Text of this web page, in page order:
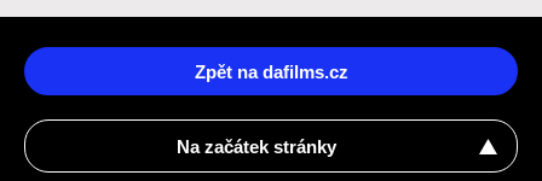
Zpět na dafilms.cz
Na začátek stránky